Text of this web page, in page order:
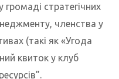
громаді стратегічних
членства у
(такі як «Угода
квиток у клуб